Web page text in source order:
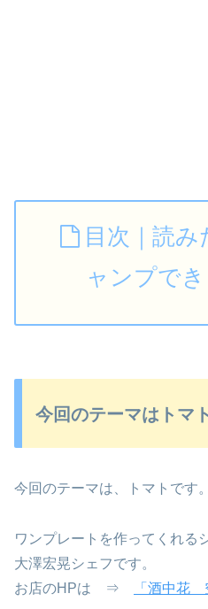
目次｜読
ャンプで
今回のテーマはトマ
今回のテーマは、トマトです。
ワンプレートを作ってくれ
大澤宏晃シェフです。
お店のHPは ⇒
「酒中花